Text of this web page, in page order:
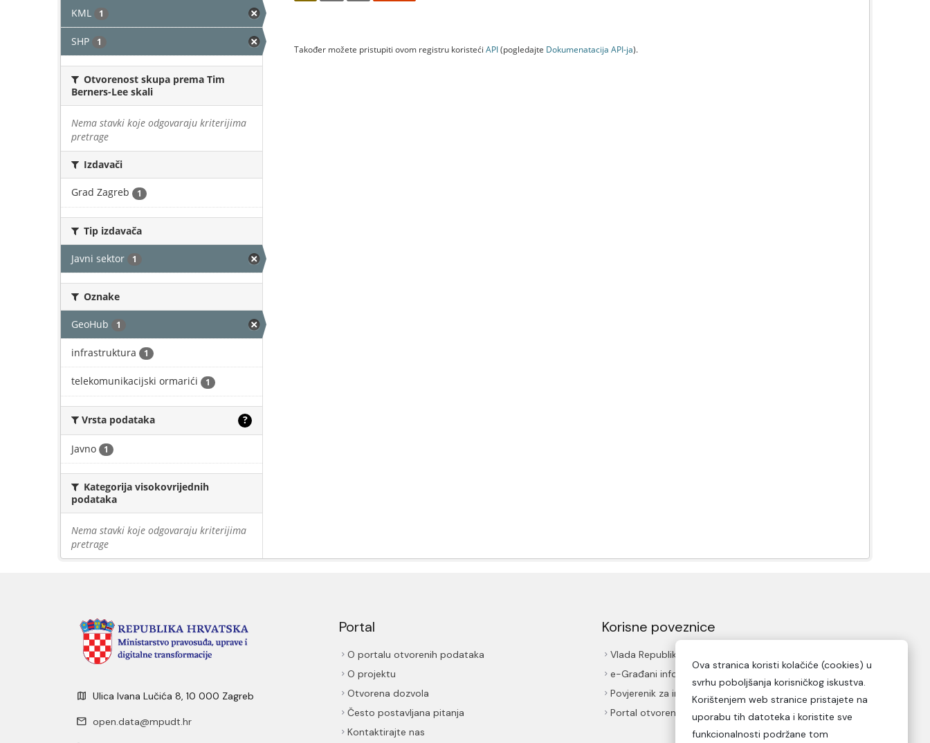
KML 1
SHP 1
Otvorenost skupa prema Tim
Berners-Lee skali
Nema stavki koje odgovaraju kriterijima
pretrage
Izdavači
Grad Zagreb 1
Tip izdavača
Javni sektor 1
Oznake
GeoHub 1
infrastruktura 1
telekomunikacijski ormarići 1
Vrsta podataka ?
Javno 1
Kategorija visokovrijednih
podataka
Nema stavki koje odgovaraju kriterijima
pretrage
Također možete pristupiti ovom registru koristeći API(pogledajte Dokumenаtаcijа API-jа).